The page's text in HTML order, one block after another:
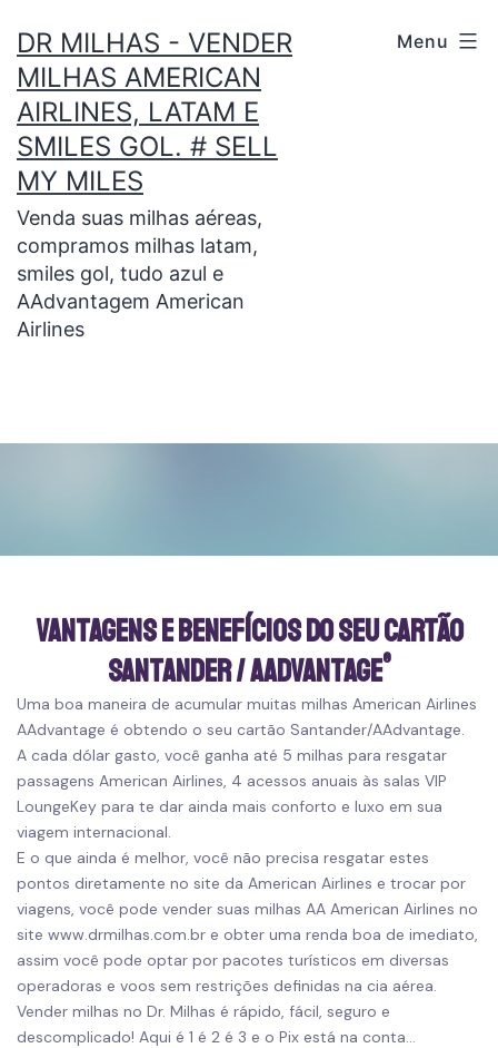
DR MILHAS - VENDER
MILHAS AMERICAN
AIRLINES, LATAM E
SMILES GOL. # SELL
MY MILES
Venda suas milhas aéreas,
compramos milhas latam,
smiles gol, tudo azul e
AAdvantagem American
Airlines
Menu
Vantagens e Benefícios do seu cartão
Santander / AAdvantage®
Uma boa maneira de acumular muitas milhas American Airlines
AAdvantage é obtendo o seu cartão Santander/AAdvantage
A cada dólar gasto, você ganha até 5 milhas para resgatar
passagens American Airlines , 4 acessos anuais às salas VIP
LoungeKey para te dar ainda mais conforto e luxo em sua
viagem internacional
E o que ainda é melhor, você não precisa resgatar estes
pontos diretamente no site da American Airlines e trocar por
viagens, você pode vender suas milhas AA American Airlines no
site www.drmilhas.com.br e obter uma renda boa de imediato,
assim você pode optar por pacotes turísticos em diversas
operadoras e voos sem restrições definidas na cia aérea.
Vender milhas no Dr. Milhas é rápido, fácil, seguro e
descomplicado! Aqui é 1 é 2 é 3 e o Pix está na conta…